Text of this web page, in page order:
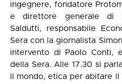
ingegnere, fondatore
e direttore generale di
Saldutti, responsabile
Sera con la giornalista
intervento di Paolo Conti,
della Sera. Alle 17.30 si
il mondo, etica per abitare il